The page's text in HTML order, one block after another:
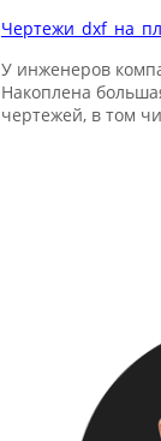
У инженеров
Накоплена
чертежей, в том